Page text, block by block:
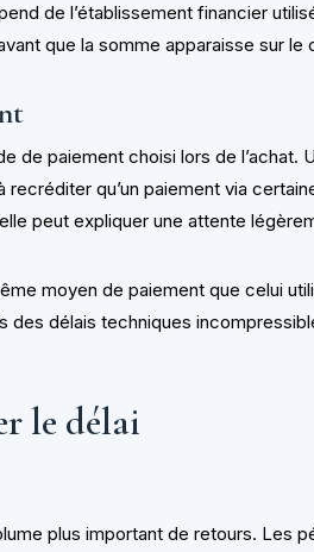
de l’établissement financier
que la somme apparaisse sur le
de paiement choisi lors de l’achat.
qu’un paiement via
peut expliquer une attente
moyen de paiement que celui
des délais techniques
le délai
plus important de retours. Les